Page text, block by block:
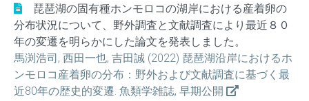
琵琶湖の固有種ホンモロコの湖岸における産着卵の
分布状況について、野外調査と文献調査により最近８０
年の変遷を明らかにした論文を発表しました。
馬渕浩司, 西田一也, 吉田誠 (2022) 琵琶湖沿岸におけるホ
ンモロコ産着卵の分布：野外および文献調査に基づく最
近80年の歴史的変遷. 魚類学雑誌, 早期公開